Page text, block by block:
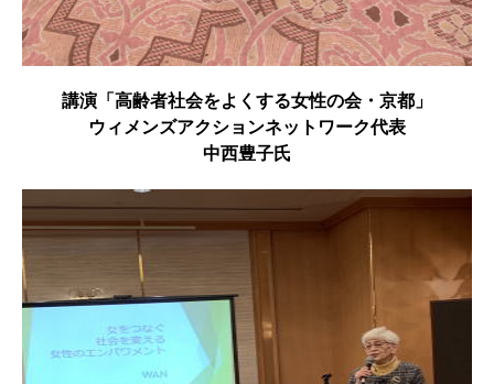
講演「高齢者社会をよくする女性の会・京都」
ウィメンズアクションネットワーク代表
中西豊子氏